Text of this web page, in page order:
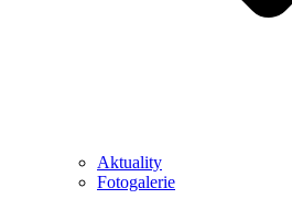
Aktuality
Fotogalerie